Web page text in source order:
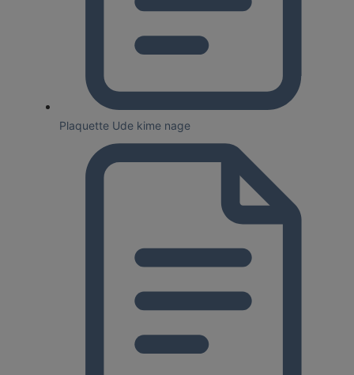
Plaquette Ude kime nage